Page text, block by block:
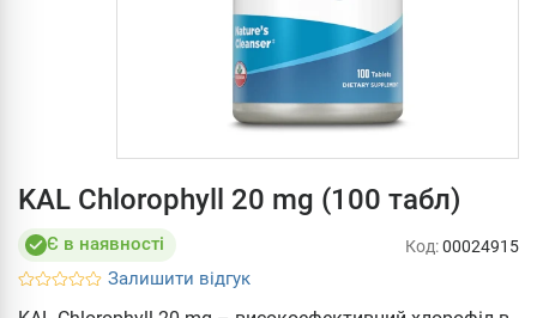
KAL Chlorophyll 20 mg (100 табл)
Є в наявності
Залишити відгук
Код:00024915